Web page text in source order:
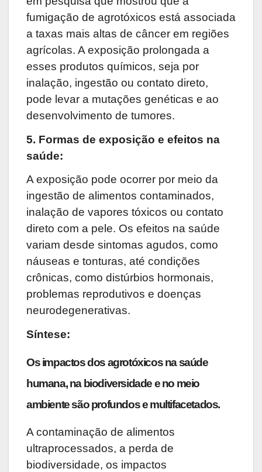
fumigação de agrotóxicos está associada
a taxas mais altas de câncer em regiões
agrícolas. A exposição prolongada a
esses produtos químicos, seja por
inalação, ingestão ou contato direto,
pode levar a mutações genéticas e ao
desenvolvimento de tumores.
5. Formas de exposição e efeitos na
saúde:
A exposição pode ocorrer por meio da
ingestão de alimentos contaminados,
inalação de vapores tóxicos ou contato
direto com a pele. Os efeitos na saúde
variam desde sintomas agudos, como
náuseas e tonturas, até condições
crônicas, como distúrbios hormonais,
problemas reprodutivos e doenças
neurodegenerativas.
Síntese:
Os impactos dos agrotóxicos na saúde
humana, na biodiversidade e no meio
ambiente são profundos e multifacetados.
A contaminação de alimentos
ultraprocessados, a perda de
biodiversidade, os impactos